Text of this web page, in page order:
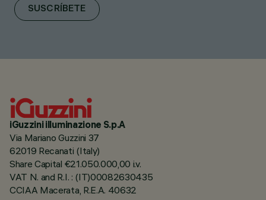
SUSCRÍBETE
iGuzzini illuminazione S.p.A
Via Mariano Guzzini 37
62019 Recanati (Italy)
Share Capital €21.050.000,00 i.v.
VAT N. and R.I. : (IT)00082630435
CCIAA Macerata, R.E.A. 40632